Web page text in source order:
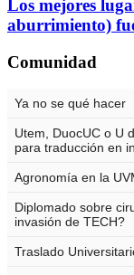
Los mejores
aburrimiento)
Comunidad